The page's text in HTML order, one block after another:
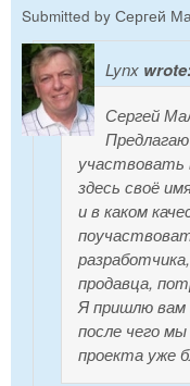
Submitted by Сергей
Lynx
Сергей
здесь своё
и в каком
продавца,
Я пришлю вам
после чего
проекта уже